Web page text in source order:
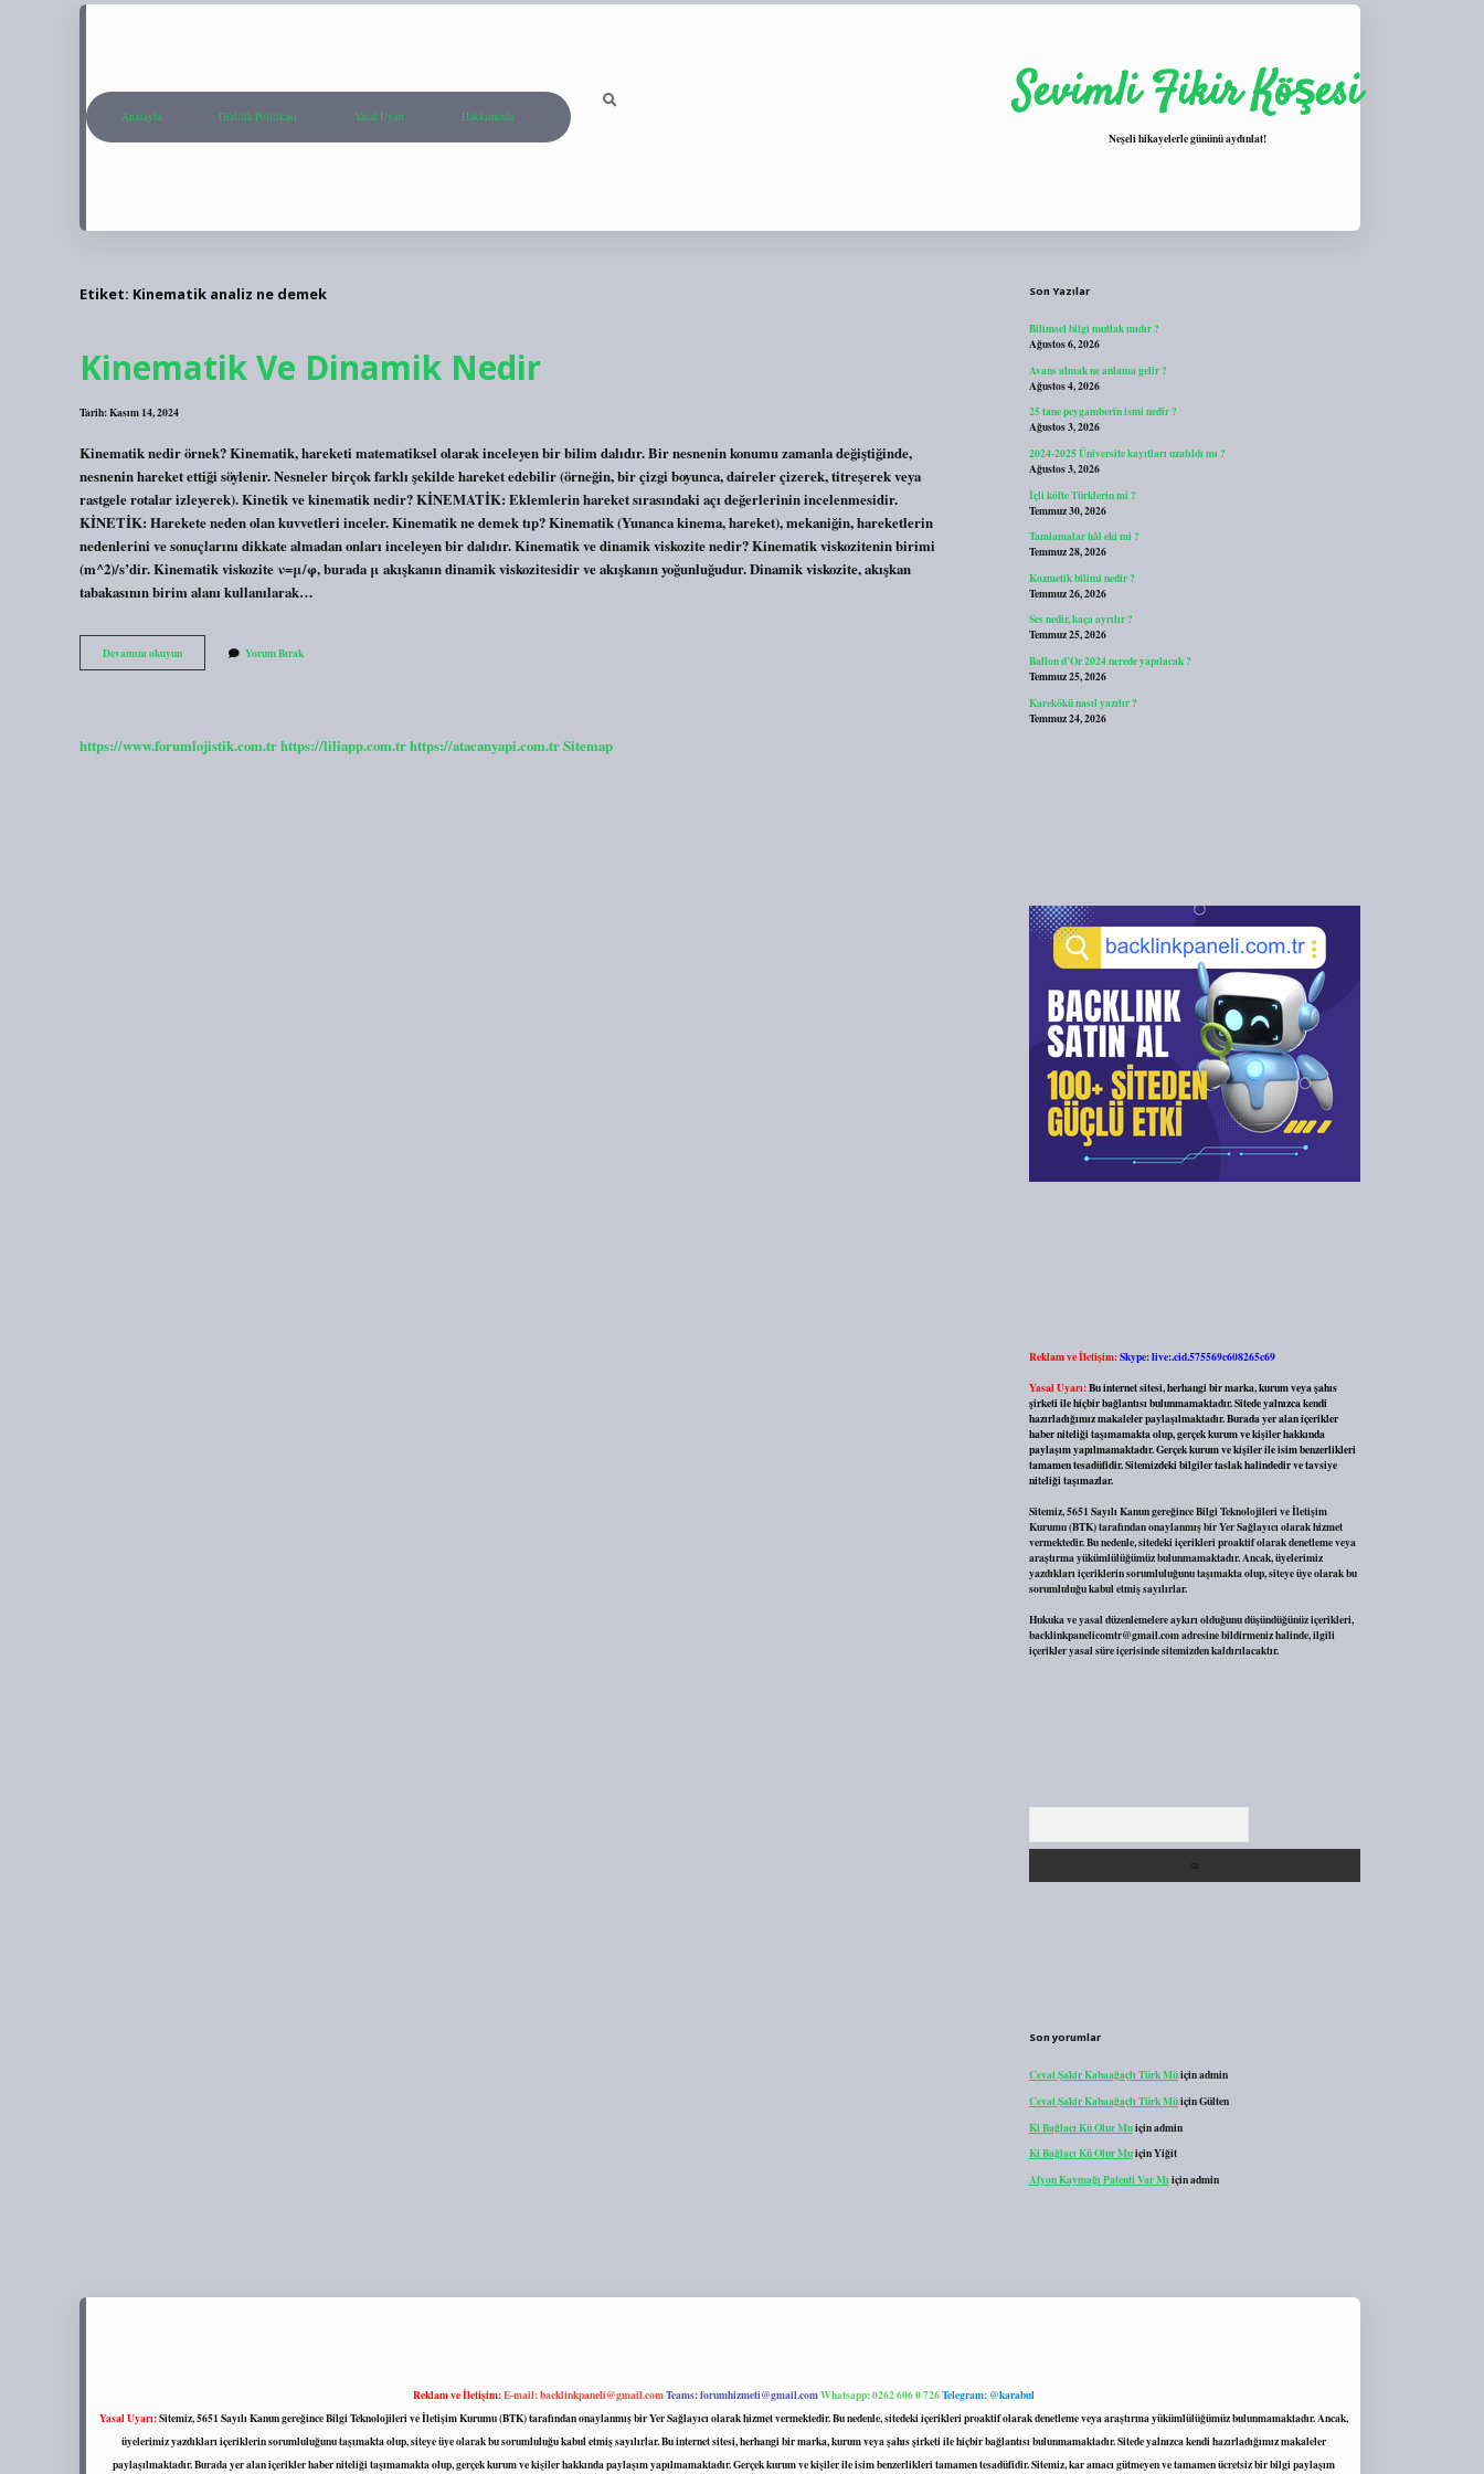
Anasayfa Gizlilik Politikası Yasal Uyarı Hakkımızda Sevimli Fikir Köşesi
Neşeli hikayelerle gününü aydınlat!
Etiket: Kinematik analiz ne demek
Kinematik Ve Dinamik Nedir
Tarih: Kasım 14, 2024
Kinematik nedir örnek? Kinematik, hareketi matematiksel olarak inceleyen bir bilim dalıdır. Bir nesnenin konumu zamanla değiştiğinde,
nesnenin hareket ettiği söylenir. Nesneler birçok farklı şekilde hareket edebilir (örneğin, bir çizgi boyunca, daireler çizerek, titreşerek veya
rastgele rotalar izleyerek). Kinetik ve kinematik nedir? KİNEMATİK: Eklemlerin hareket sırasındaki açı değerlerinin incelenmesidir.
KİNETİK: Harekete neden olan kuvvetleri inceler. Kinematik ne demek tıp? Kinematik (Yunanca kinema, hareket), mekaniğin, hareketlerin
nedenlerini ve sonuçlarını dikkate almadan onları inceleyen bir dalıdır. Kinematik ve dinamik viskozite nedir? Kinematik viskozitenin birimi
(m^2)/s’dir. Kinematik viskozite ν=μ/φ, burada μ akışkanın dinamik viskozitesidir ve akışkanın yoğunluğudur. Dinamik viskozite, akışkan
tabakasının birim alanı kullanılarak…
Devamını okuyunKinematik
Ve
Yorum Bırak
https://www.forumlojistik.com.trhttps://liliapp.com.trhttps://atacanyapi.com.trSitemap
Son Yazılar
Bilimsel bilgi mutlak mıdır ?
Ağustos 6, 2026
Avans almak ne anlama gelir ?
Ağustos 4, 2026
25 tane peygamberin ismi nedir ?
Ağustos 3, 2026
2024-2025 Üniversite kayıtları uzatıldı mı ?
Ağustos 3, 2026
İçli köfte Türklerin mi ?
Temmuz 30, 2026
Tamlamalar hâl eki mi ?
Temmuz 28, 2026
Kozmetik bilimi nedir ?
Temmuz 26, 2026
Ses nedir, kaça ayrılır ?
Temmuz 25, 2026
Ballon d’Or 2024 nerede yapılacak ?
Temmuz 25, 2026
Karekökü nasıl yazılır ?
Temmuz 24, 2026
Reklam ve İletişim:Skype: live:.cid.575569c608265c69
Yasal Uyarı:Bu internet sitesi, herhangi bir marka, kurum veya şahıs
şirketi ile hiçbir bağlantısı bulunmamaktadır. Sitede yalnızca kendi
hazırladığımız makaleler paylaşılmaktadır. Burada yer alan içerikler
haber niteliği taşımamakta olup, gerçek kurum ve kişiler hakkında
paylaşım yapılmamaktadır. Gerçek kurum ve kişiler ile isim benzerlikleri
tamamen tesadüfidir. Sitemizdeki bilgiler taslak halindedir ve tavsiye
niteliği taşımazlar.
Sitemiz, 5651 Sayılı Kanun gereğince Bilgi Teknolojileri ve İletişim
Kurumu (BTK) tarafından onaylanmış bir Yer Sağlayıcı olarak hizmet
vermektedir. Bu nedenle, sitedeki içerikleri proaktif olarak denetleme veya
araştırma yükümlülüğümüz bulunmamaktadır. Ancak, üyelerimiz
yazdıkları içeriklerin sorumluluğunu taşımakta olup, siteye üye olarak bu
sorumluluğu kabul etmiş sayılırlar.
Hukuka ve yasal düzenlemelere aykırı olduğunu düşündüğünüz içerikleri,
backlinkpanelicomtr@gmail.comadresine bildirmeniz halinde, ilgili
içerikler yasal süre içerisinde sitemizden kaldırılacaktır.
Son yorumlar
Cevat Şakir Kabaağaçlı Türk Müiçinadmin
Cevat Şakir Kabaağaçlı Türk MüiçinGülten
Ki Bağlacı Kü Olur Muiçinadmin
Ki Bağlacı Kü Olur MuiçinYiğit
Afyon Kaymağı Patenti Var Mı içinadmin
Reklam ve İletişim:E-mail:backlinkpaneli@gmail.comTeams:forumhizmeti@gmail.comWhatsapp: 0262 606 0 726Telegram: @karabul
Yasal Uyarı:Sitemiz, 5651 Sayılı Kanun gereğince Bilgi Teknolojileri ve İletişim Kurumu (BTK) tarafından onaylanmış bir Yer Sağlayıcı olarak hizmet vermektedir. Bu nedenle, sitedeki içerikleri proaktif olarak denetleme veya araştırma yükümlülüğümüz bulunmamaktadır. Ancak,
üyelerimiz yazdıkları içeriklerin sorumluluğunu taşımakta olup, siteye üye olarak bu sorumluluğu kabul etmiş sayılırlar. Bu internet sitesi, herhangi bir marka, kurum veya şahıs şirketi ile hiçbir bağlantısı bulunmamaktadır. Sitede yalnızca kendi hazırladığımız makaleler
paylaşılmaktadır. Burada yer alan içerikler haber niteliği taşımamakta olup, gerçek kurum ve kişiler hakkında paylaşım yapılmamaktadır. Gerçek kurum ve kişiler ile isim benzerlikleri tamamen tesadüfidir. Sitemiz, kar amacı gütmeyen ve tamamen ücretsiz bir bilgi paylaşım